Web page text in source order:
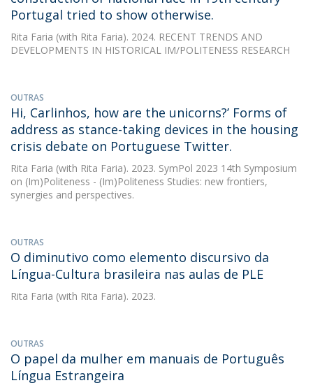
Portugal tried to show otherwise.
Rita Faria (with Rita Faria). 2024. RECENT TRENDS AND
DEVELOPMENTS IN HISTORICAL IM/POLITENESS RESEARCH
OUTRAS
Hi, Carlinhos, how are the unicorns?’ Forms of
address as stance-taking devices in the housing
crisis debate on Portuguese Twitter.
Rita Faria (with Rita Faria). 2023. SymPol 2023 14th Symposium
on (Im)Politeness - (Im)Politeness Studies: new frontiers,
synergies and perspectives.
OUTRAS
O diminutivo como elemento discursivo da
Língua-Cultura brasileira nas aulas de PLE
Rita Faria (with Rita Faria). 2023.
OUTRAS
O papel da mulher em manuais de Português
Língua Estrangeira